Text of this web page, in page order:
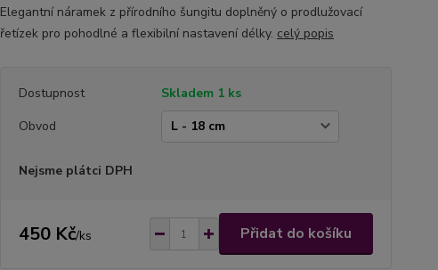
Elegantní náramek z přírodního šungitu doplněný o prodlužovací
řetízek pro pohodlné a flexibilní nastavení délky. celý popis
Dostupnost
Skladem 1 ks
Obvod
Nejsme plátci DPH
450 Kč/ks Přidat do košíku